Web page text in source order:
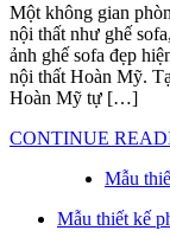
Một không gian
nội thất như ghế
ảnh ghế sofa đẹp
nội thất Hoàn Mỹ.
Hoàn Mỹ tự […]
CONTINUE
PostedMẫu
PostedMẫu thiết kế